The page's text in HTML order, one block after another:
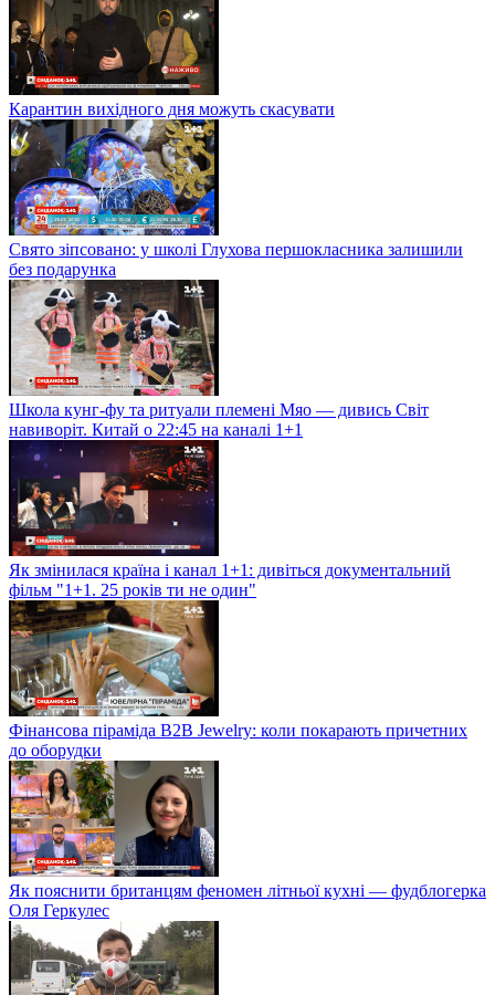
Карантин вихідного дня можуть скасувати
Свято зіпсовано: у школі Глухова першокласника залишили
без подарунка
Школа кунг-фу та ритуали племені Мяо — дивись Світ
навиворіт. Китай о 22:45 на каналі 1+1
Як змінилася країна і канал 1+1: дивіться документальний
фільм "1+1. 25 років ти не один"
Фінансова піраміда B2B Jewelry: коли покарають причетних
до оборудки
Як пояснити британцям феномен літньої кухні — фудблогерка
Оля Геркулес